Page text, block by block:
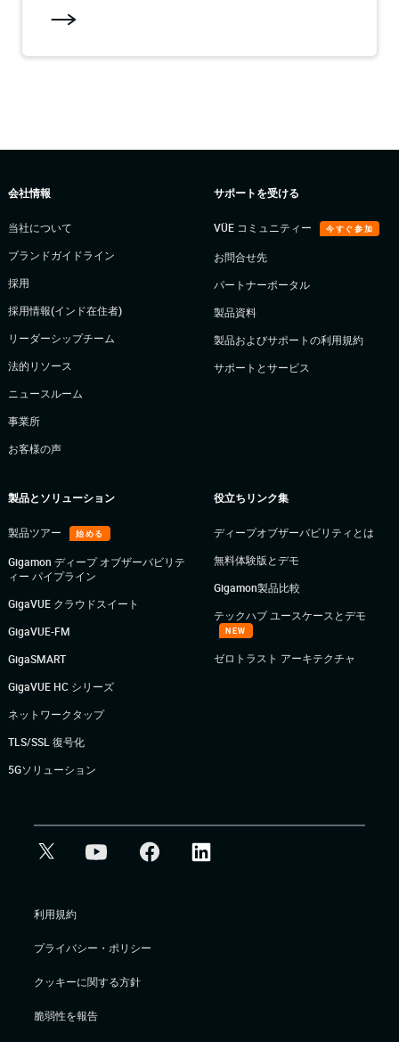
会社情報
当社について
ブランドガイドライン
採用
採用情報(インド在住者)
リーダーシップチーム
法的リソース
ニュースルーム
事業所
お客様の声
サポートを受ける
VÜE コミュニティー 今すぐ参加
お問合せ先
パートナーポータル
製品資料
製品およびサポートの利用規約
サポートとサービス
製品とソリューション
製品ツアー 始める
Gigamon ディープ オブザーバビリテ
ィー パイプライン
GigaVUE クラウドスイート
GigaVUE-FM
GigaSMART
GigaVUE HC シリーズ
ネットワークタップ
TLS/SSL 復号化
5Gソリューション
役立ちリンク集
ディープオブザーバビリティとは
無料体験版とデモ
Gigamon製品比較
テックハブ ユースケースとデモ
NEW
ゼロトラスト アーキテクチャ
利用規約
プライバシー・ポリシー
クッキーに関する方針
脆弱性を報告